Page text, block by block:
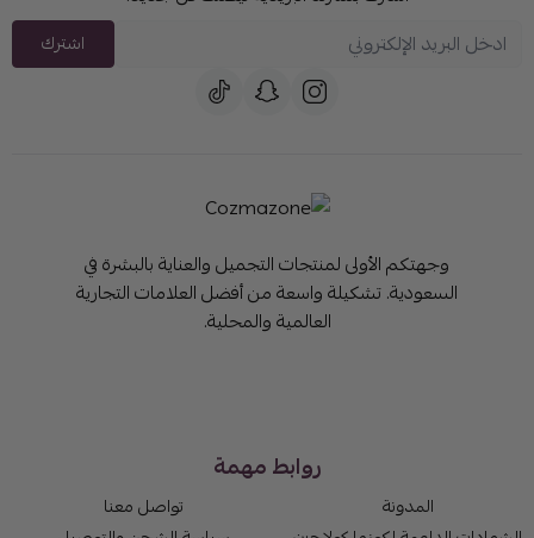
اشترك
وجهتكم الأولى لمنتجات التجميل والعناية بالبشرة في
السعودية. تشكيلة واسعة من أفضل العلامات التجارية
العالمية والمحلية.
روابط مهمة
المدونة
تواصل معنا